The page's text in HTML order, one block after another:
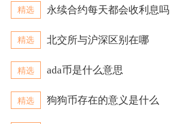
精选 永续合约每天都会收利息吗
精选 北交所与沪深区别在哪
精选 ada币是什么意思
精选 狗狗币存在的意义是什么